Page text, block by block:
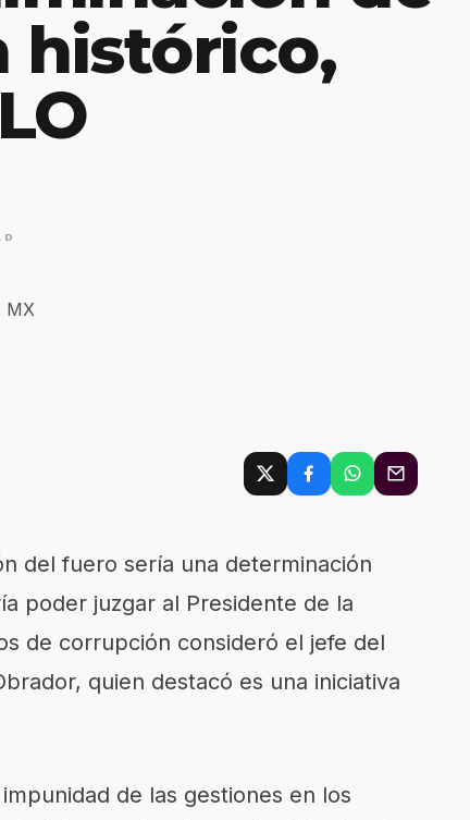
histórico,
MX
del fuero sería una determinación
poder juzgar al Presidente de la
de corrupción consideró el jefe del
quien destacó es una iniciativa
de las gestiones en los